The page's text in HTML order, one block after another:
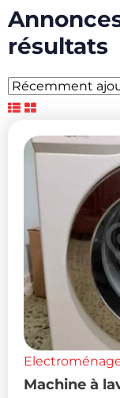
résultats
Machine à